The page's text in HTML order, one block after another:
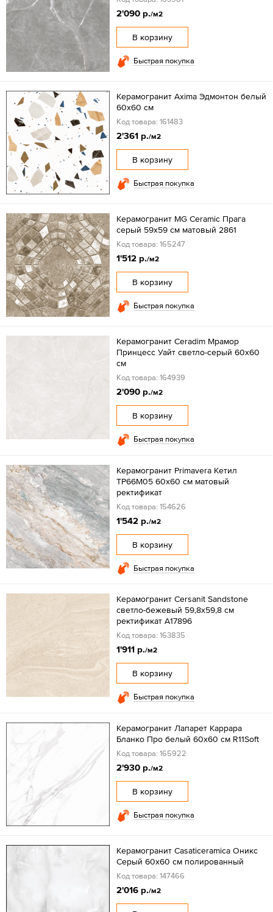
2'090 р./м2
В корзину
Быстрая покупка
Керамогранит Axima Эдмонтон белый
60x60 см
Код товара: 161483
2'361 р./м2
В корзину
Быстрая покупка
Керамогранит MG Ceramic Прага
серый 59x59 см матовый 2861
Код товара: 165247
1'512 р./м2
В корзину
Быстрая покупка
Керамогранит Ceradim Мрамор
Принцесс Уайт светло-серый 60x60
см
Код товара: 164939
2'090 р./м2
В корзину
Быстрая покупка
Керамогранит Primavera Кетил
TP66M05 60х60 см матовый
ректификат
Код товара: 154626
1'542 р./м2
В корзину
Быстрая покупка
Керамогранит Cersanit Sandstone
светло-бежевый 59,8x59,8 см
ректификат A17896
Код товара: 163835
1'911 р./м2
В корзину
Быстрая покупка
Керамогранит Лапарет Каррара
Бланко Про белый 60x60 см R11Soft
Код товара: 165922
2'930 р./м2
В корзину
Быстрая покупка
Керамогранит Casaticeramica Оникс
Серый 60х60 см полированный
Код товара: 147466
2'016 р./м2